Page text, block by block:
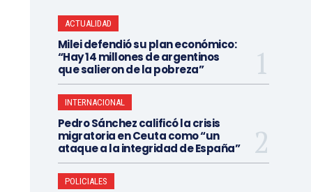
ACTUALIDAD
Milei defendió su plan económico:
“Hay 14 millones de argentinos
que salieron de la pobreza”
INTERNACIONAL
Pedro Sánchez calificó la crisis
migratoria en Ceuta como “un
ataque a la integridad de España”
POLICIALES